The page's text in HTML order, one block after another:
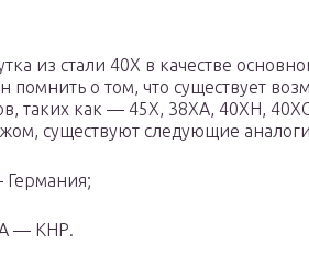
из стали 40Х в качестве
о том, что существует
таких как — 45Х, 38ХА, 40ХН,
существуют следующие
Германия;
— КНР.